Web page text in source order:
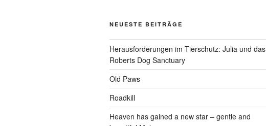
NEUESTE BEITRÄGE
Herausforderungen im Tierschutz: Julia und das
Roberts Dog Sanctuary
Old Paws
Roadkill
Heaven has gained a new star – gentle and